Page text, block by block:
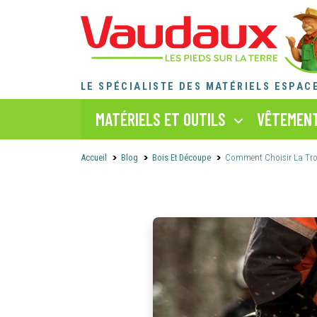
LE SPÉCIALISTE DES MATÉRIELS
MATÉRIELS ET OUTILS
Accueil Blog Bois Et Découpe Comment Choisir La